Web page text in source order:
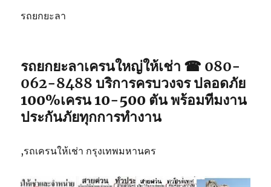
รถยกยะลา
รถยกยะลาเครนใหญ่ให้เช่า ☎ 080-
062-8488 บริการครบวงจร ปลอดภัย
100%เครน 10-500 ตัน พร้อมทีมงาน
ประกันภัยทุกการทำงาน
,รถเครนให้เช่า กรุงเทพมหานคร